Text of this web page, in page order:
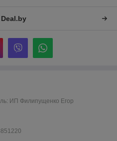
ИП Филипущенко Егор